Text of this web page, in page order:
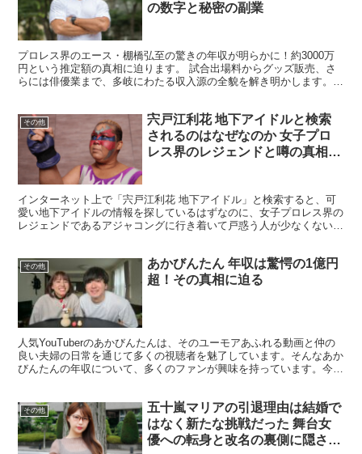
の数字と秘密の副業
プロレス界のエース・棚橋弘至の驚きの年収が明らかに！約3000万
円という推定額の真相に迫ります。 試合出場料からグッズ販売、さ
らには俳優業まで、多岐にわたる収入源の全貌を解き明かします。
その他
宍戸江利花 地下アイドルと検索
されるのはなぜなのか 女子プロ
レス界のレジェンドと噂の真相を
インターネット上で「宍戸江利花 地下アイドル」と検索すると、可
愛い地下アイドルの情報を探しているはずなのに、女子プロレス界の
レジェンドであるアジャコングに行き着いて戸惑う人が少なくないよ
その他
あかびんたん 年収は驚愕の1億円
超！その真相に迫る
人気YouTuberのあかびんたんは、そのユーモアあふれる動画と仲の
良い夫婦の日常を通じて多くの視聴者を魅了しています。そんなあか
びんたんの年収について、多くのファンが興味を持っています。今回
その他
五十嵐マリアの引退理由は結婚で
はなく新たな挑戦だった 舞台女
優への転身と改名の裏側に隠され